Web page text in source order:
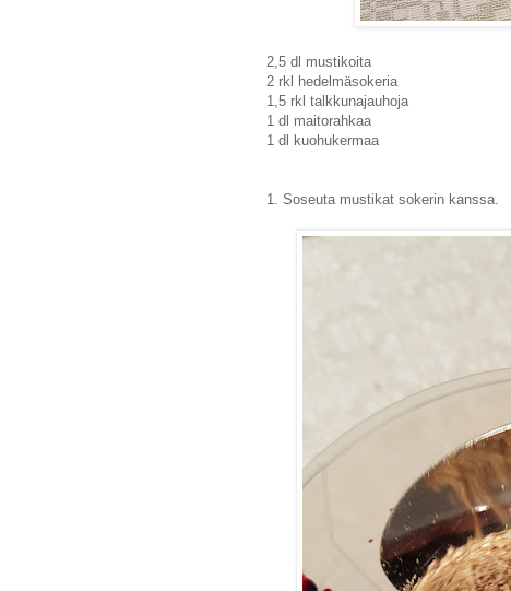
2,5 dl mustikoita
2 rkl hedelmäsokeria
1,5 rkl talkkunajauhoja
1 dl maitorahkaa
1 dl kuohukermaa
1. Soseuta mustikat sokerin kanssa.